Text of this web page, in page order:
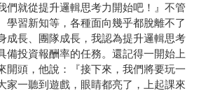
們就從提升邏輯思考力開始吧！』不管
學習新知等，各種面向幾乎都脫離不了
成長、團隊成長，我認為提升邏輯思考
備投資報酬率的任務。還記得一開始上
開頭，他說：『接下來，我們將要玩一
家一聽到遊戲，眼睛都亮了，上起課來